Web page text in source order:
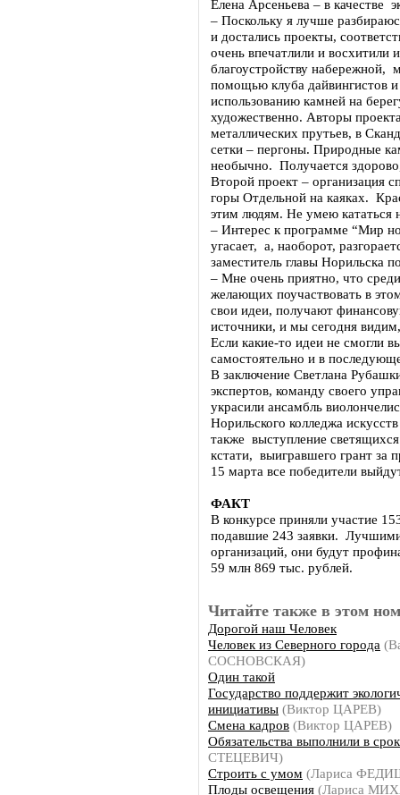
Елена Арсеньева – в качестве
– Поскольку я лучше
и достались проекты,
очень впечатлили и
благоустройству набережной,
помощью клуба дайвингистов
использованию камней на
художественно. Авторы
металлических прутьев, в
сетки – пергоны. Природные
необычно. Получается
Второй проект – организация
горы Отдельной на каяках.
этим людям. Не умею кататься
– Интерес к программе “Мир
угасает, а, наоборот,
заместитель главы Норильска
– Мне очень приятно, что
желающих поучаствовать в
свои идеи, получают
источники, и мы сегодня
Если какие-то идеи не смогли
самостоятельно и в
В заключение Светлана
экспертов, команду своего
украсили ансамбль
Норильского колледжа
также выступление
кстати, выигравшего грант за
15 марта все победители
ФАКТ
В конкурсе приняли участие
подавшие 243 заявки.
организаций, они будут
59 млн 869 тыс. рублей.
Читайте также в этом
Дорогой наш Человек
Человек из Северного города
СОСНОВСКАЯ)
Один такой
Государство поддержит
инициативы (Виктор ЦАРЕВ)
Смена кадров (Виктор ЦАРЕВ)
Обязательства выполнили в срок
СТЕЦЕВИЧ)
Строить с умом (Лариса
Плоды освещения (Лариса